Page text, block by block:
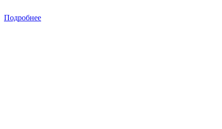
Подробнее